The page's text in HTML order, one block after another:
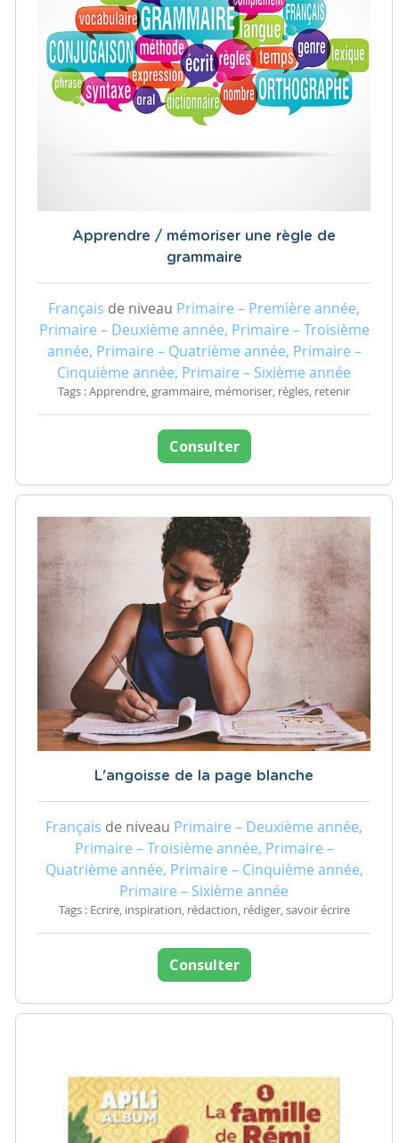
Apprendre / mémoriser une règle de
grammaire
Français de niveau Primaire – Première année,
Primaire – Deuxième année, Primaire – Troisième
année, Primaire – Quatrième année, Primaire –
Cinquième année, Primaire – Sixième année
Tags : Apprendre, grammaire, mémoriser, règles, retenir
Consulter
L'angoisse de la page blanche
Français de niveau Primaire – Deuxième année,
Primaire – Troisième année, Primaire –
Quatrième année, Primaire – Cinquième année,
Primaire – Sixième année
Tags : Ecrire, inspiration, rédaction, rédiger, savoir écrire
Consulter